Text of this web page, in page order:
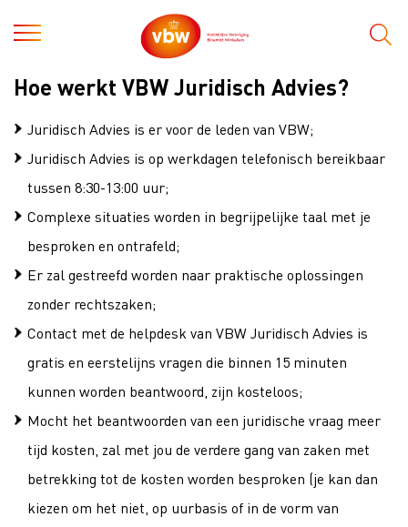
Hoe werkt VBW Juridisch Advies?
Juridisch Advies is er voor de leden van VBW;
Juridisch Advies is op werkdagen telefonisch bereikbaar
tussen 8:30-13:00 uur;
Complexe situaties worden in begrijpelijke taal met je
besproken en ontrafeld;
Er zal gestreefd worden naar praktische oplossingen
zonder rechtszaken;
Contact met de helpdesk van VBW Juridisch Advies is
gratis en eerstelijns vragen die binnen 15 minuten
kunnen worden beantwoord, zijn kosteloos;
Mocht het beantwoorden van een juridische vraag meer
tijd kosten, zal met jou de verdere gang van zaken met
betrekking tot de kosten worden besproken (je kan dan
kiezen om het niet, op uurbasis of in de vorm van